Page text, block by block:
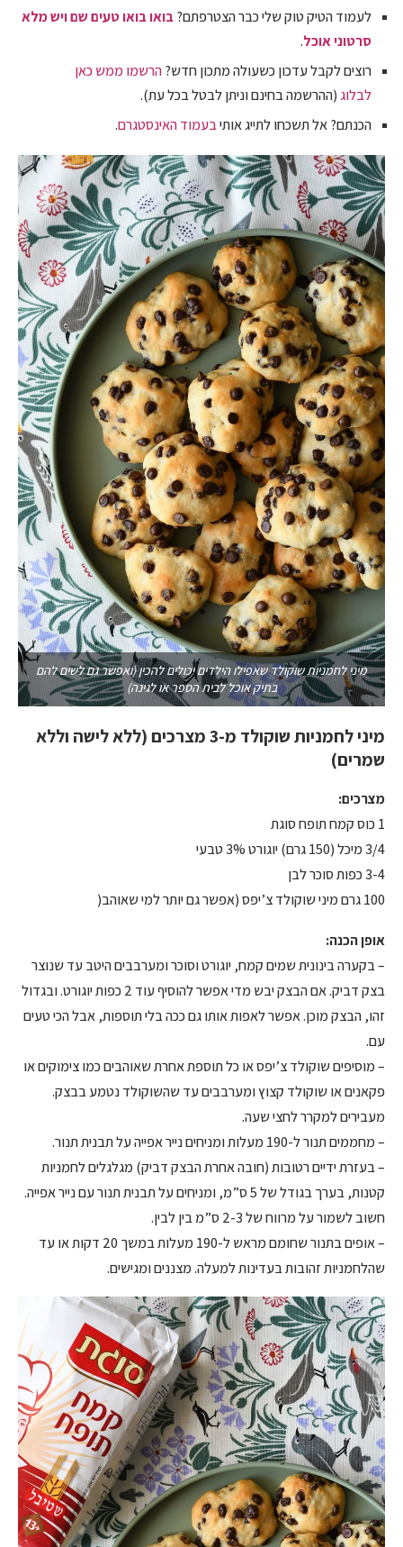
לעמוד הטיק טוק שלי כבר הצטרפתם?בואו בואו טעים שם ויש מלא
סרטוני אוכל.
רוצים לקבל עדכון כשעולה מתכון חדש?הרשמו ממש כאן
לבלוג(ההרשמה בחינם וניתן לבטל בכל עת).
הכנתם? אל תשכחו לתייג אותיבעמוד האינסטגרם.
מיני לחמניות שוקולד שאפילו הילדים יכולים להכין (ואפשר גם לשים להם
בתיק אוכל לבית הספר או לגינה)
מיני לחמניות שוקולד מ-3 מצרכים (ללא לישה וללא
שמרים)
מצרכים:
1 כוס קמח תופח סוגת
3/4 מיכל (150 גרם) יוגורט 3% טבעי
3-4 כפות סוכר לבן
100 גרם מיני שוקולד צ’יפס (אפשר גם יותר למי שאוהב(
אופן הכנה:
– בקערה בינונית שמים קמח, יוגורט וסוכר ומערבבים היטב עד שנוצר
בצק דביק. אם הבצק יבש מדי אפשר להוסיף עוד 2 כפות יוגורט. ובגדול
זהו, הבצק מוכן. אפשר לאפות אותו גם ככה בלי תוספות, אבל הכי טעים
עם.
– מוסיפים שוקולד צ’יפס או כל תוספת אחרת שאוהבים כמו צימוקים או
פקאנים או שוקולד קצוץ ומערבבים עד שהשוקולד נטמע בבצק.
מעבירים למקרר לחצי שעה.
– מחממים תנור ל-190 מעלות ומניחים נייר אפייה על תבנית תנור.
– בעזרת ידיים רטובות (חובה אחרת הבצק דביק) מגלגלים לחמניות
קטנות, בערך בגודל של 5 ס”מ, ומניחים על תבנית תנור עם נייר אפייה.
חשוב לשמור על מרווח של 2-3 ס”מ בין לבין.
– אופים בתנור שחומם מראש ל-190 מעלות במשך 20 דקות או עד
שהלחמניות זהובות בעדינות למעלה. מצננים ומגישים.